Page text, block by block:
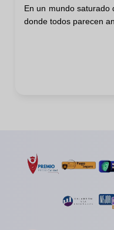
De La Escucha
En un mundo saturado
donde todos parecen